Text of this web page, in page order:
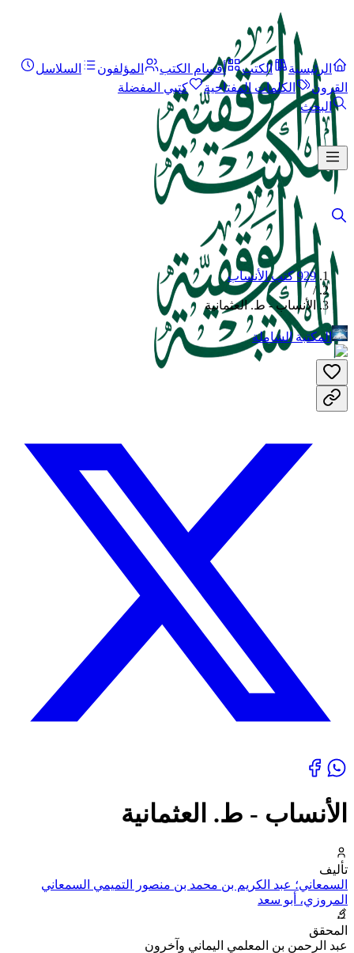
الرئيسية الكتب أقسام الكتب المؤلفون
السلاسل
القرون
الكلمات المفتاحية
كتبي المفضلة
البحث
929 كتب الأنساب
/
الأنساب - ط. العثمانية
المكتبة الشاملة
الأنساب - ط. العثمانية
تأليف
السمعاني؛ عبد الكريم بن محمد بن منصور التميمي السمعاني
المروزي، أبو سعد
المحقق
عبد الرحمن بن المعلمي اليماني وآخرون